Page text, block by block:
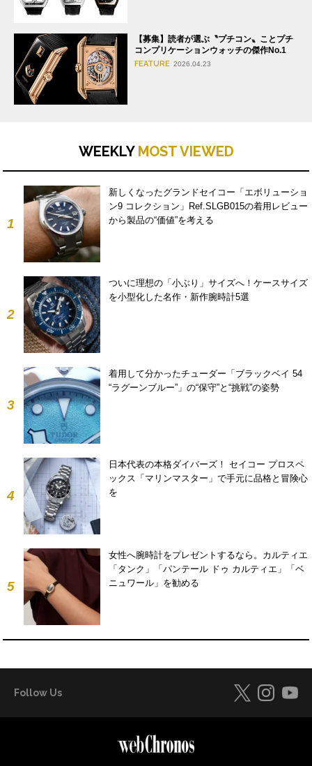
【募集】読者が選ぶ〝プチコン〟ことプチ
コンプリケーションウォッチの傑作No.1
FEATURE 2026.04.23
WEEKLY MOST VIEWED
1
新しくなったグランドセイコー「エボリューショ
ン9 コレクション」Ref.SLGB015の着用レビュー
から製品の“価値”を考える
2
ついに理想の「小ぶり」サイズへ！ケースサイズ
を小型化した名作・新作腕時計5選
3
着用して分かったチューダー「ブラックベイ 54
“ラグーンブルー”」の“保守”と“挑戦”の姿勢
4
日本代表の本格ダイバーズ！ セイコー プロスペ
ックス「マリンマスター」で手元に品格と冒険心
を
5
女性へ腕時計をプレゼントするなら。カルティエ
「タンク」「パンテール ドゥ カルティエ」「ベ
ニュワール」を勧める
Follow Us